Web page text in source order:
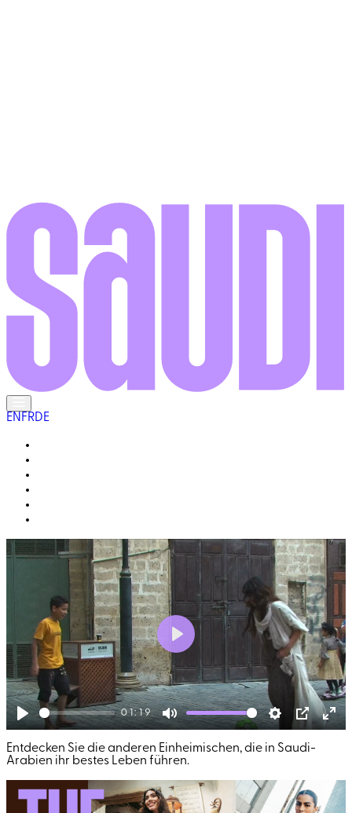
EN FRDE
Play
01:19
Mute Settings
PIP
Play
Entdecken Sie die anderen Einheimischen, die in Saudi-
Arabien ihr bestes Leben führen.